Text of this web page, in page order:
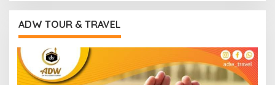
ADW TOUR & TRAVEL